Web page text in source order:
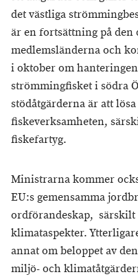
det västliga
är en fortsättning på den
medlemsländerna och
i oktober om
strömmingfisket i södra
stödåtgärderna är att
fiskeverksamheten,
fiskefartyg.
Ministrarna kommer
EU:s gemensamma
ordförandeskap, särskilt
klimataspekter.
annat om beloppet av
miljö- och